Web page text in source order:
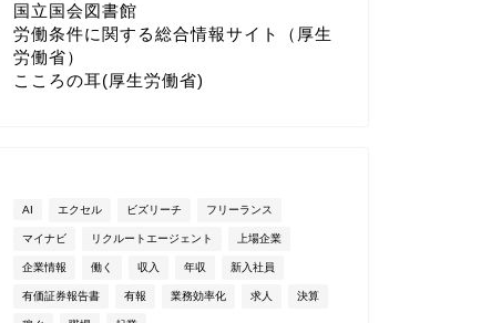
国立国会図書館
労働条件に関する総合情報サイト（厚生
労働省）
こころの耳(厚生労働省)
AI エクセル ビズリーチ フリーランス
マイナビ リクルートエージェント 上場企業
企業情報 働く 収入 年収 新入社員
有価証券報告書 有報 業務効率化 求人 決算